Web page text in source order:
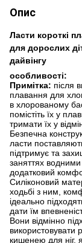
Опис
Ласти короткі
для дорослих
дайвінгу
особливості:
Примітка: після
плавання для
в хлорованому
помістіть їх у
тримати їх у
Безпечна
ласти
підтримує та
заняттях
додатковий
Силіконовий
ходьбі з ним,
ідеально
дати їм
Вони відмінно
використовувати
кишенею для ніг,